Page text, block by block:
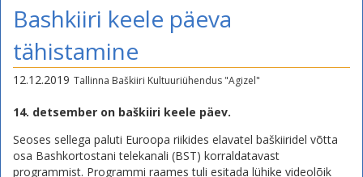
Bashkiiri keele päeva
tähistamine
12.12.2019 Tallinna Baškiiri Kultuuriühendus "Agizel"
14. detsember on baškiiri keele päev.
Seoses sellega paluti Euroopa riikides elavatel baškiiridel võtta
osa Bashkortostani telekanali (BST) korraldatavast
programmist. Programmi raames tuli esitada lühike videolõik